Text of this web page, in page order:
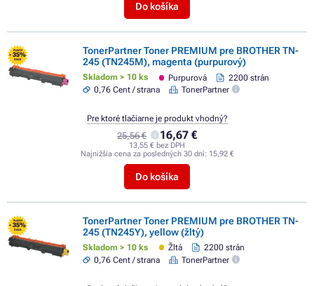
Do košíka
FLASH
- 35%
SALE
TonerPartner Toner PREMIUM pre BROTHER TN-
245 (TN245M), magenta (purpurový)
Skladom > 10 ks Purpurová
2200 strán
0,76 Cent / strana
TonerPartner
25,56 € 16,67 €
13,55 € bez DPH
Najnižšia cena za posledných 30 dní: 15,92 €
Do košíka
Pre ktoré tlačiarne je produkt vhodný?
FLASH
- 35%
SALE
TonerPartner Toner PREMIUM pre BROTHER TN-
245 (TN245Y), yellow (žltý)
Skladom > 10 ks Žltá
2200 strán
0,76 Cent / strana
TonerPartner